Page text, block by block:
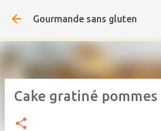
Accéder au contenu
Gourmande sans gluten
Cake gratiné